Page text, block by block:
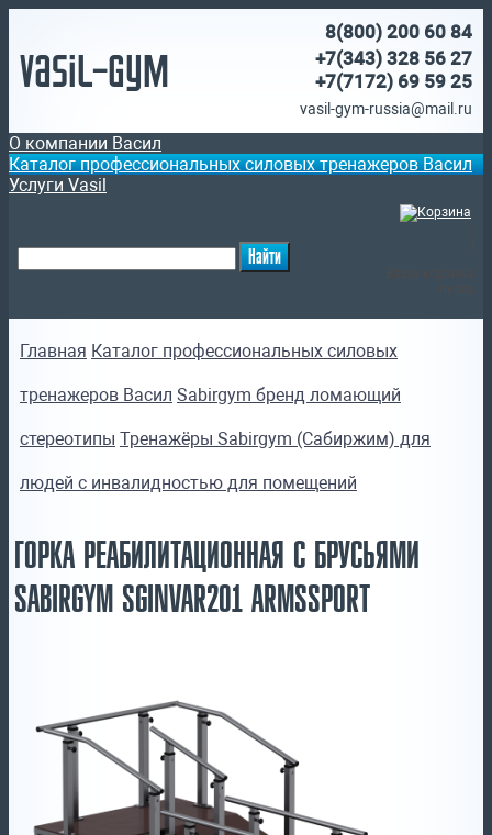
Vasil-Gym
8(800) 200 60 84
+7(343) 328 56 27
+7(7172) 69 59 25
vasil-gym-russia@mail.ru
О компании Васил
Каталог профессиональных силовых тренажеров Васил
Услуги Vasil
Главная Каталог профессиональных силовых
тренажеров Васил Sabirgym бренд ломающий
стереотипы Тренажёры Sabirgym (Сабиржим) для
людей с инвалидностью для помещений
ГОРКА РЕАБИЛИТАЦИОННАЯ С БРУСЬЯМИ
SABIRGYM SGINVAR201 ARMSSPORT